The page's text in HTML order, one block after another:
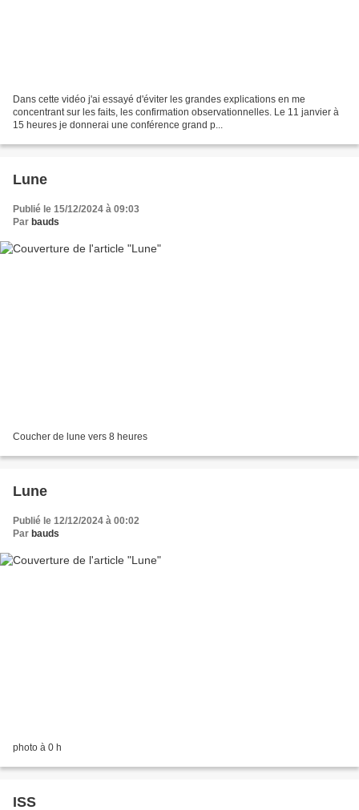
Dans cette vidéo j'ai essayé d'éviter les grandes explications en me
concentrant sur les faits, les confirmation observationnelles. Le 11 janvier à
15 heures je donnerai une conférence grand p...
Lune
Publié le 15/12/2024 à 09:03
Par bauds
Coucher de lune vers 8 heures
Lune
Publié le 12/12/2024 à 00:02
Par bauds
photo à 0 h
ISS